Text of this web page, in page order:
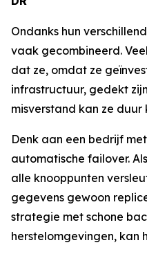
Ondanks hun
vaak gecombineerd.
dat ze, omdat ze
infrastructuur, gedekt
misverstand kan ze duur
Denk aan een bedrijf
automatische failover.
alle knooppunten
gegevens gewoon
strategie met schone
herstelomgevingen, kan